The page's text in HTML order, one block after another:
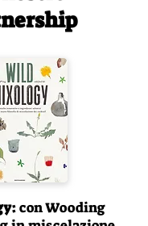
con Wooding